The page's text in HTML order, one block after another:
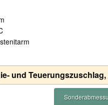
und Teuerungszuschlag,